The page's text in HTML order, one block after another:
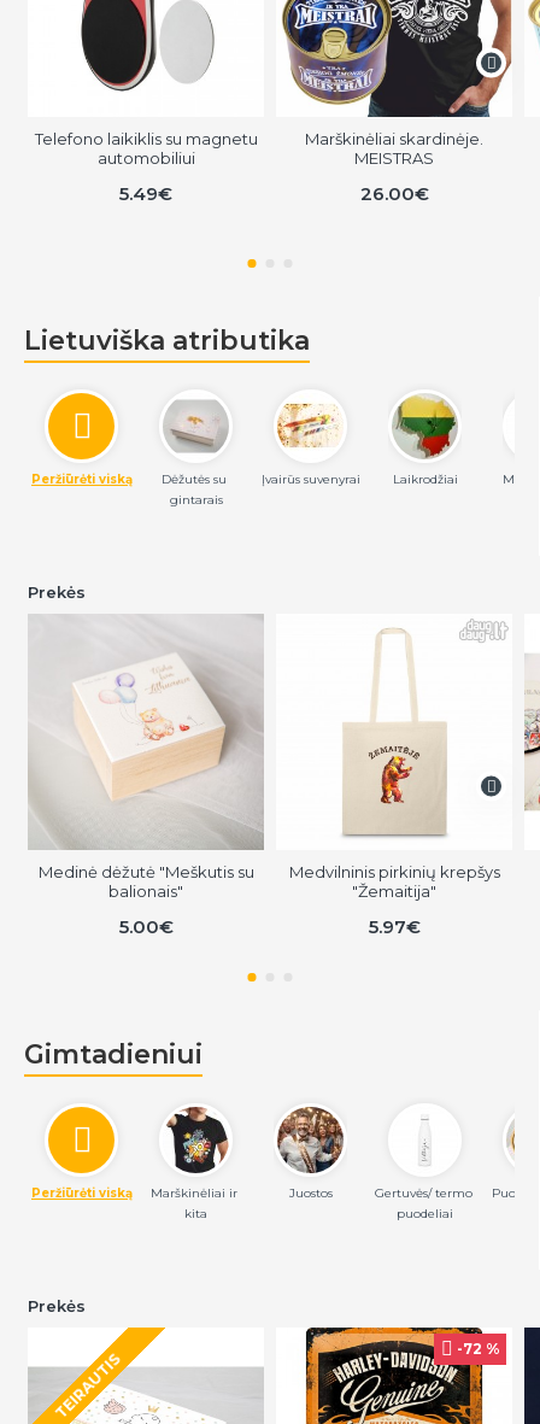
Telefono laikiklis su magnetu
automobiliui
5.49€
Marškinėliai skardinėje.
MEISTRAS
26.00€
Lietuviška atributika
Dėžutės su
gintarais
Įvairūs suvenyrai Laikrodžiai
Peržiūrėti viską
Prekės
Medinė dėžutė "Meškutis su
balionais"
5.00€
Medvilninis pirkinių krepšys
"Žemaitija"
5.97€
Gimtadieniui
Marškinėliai ir
kita
Juostos
Gertuvės/ termo
puodeliai
Peržiūrėti viską
Prekės
TEIRAUTIS
-72 %